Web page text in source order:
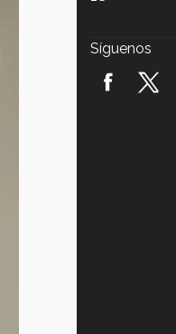
Síguenos